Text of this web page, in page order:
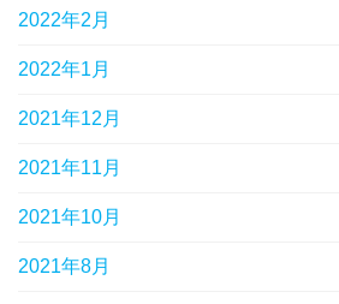
2022年2月
2022年1月
2021年12月
2021年11月
2021年10月
2021年8月